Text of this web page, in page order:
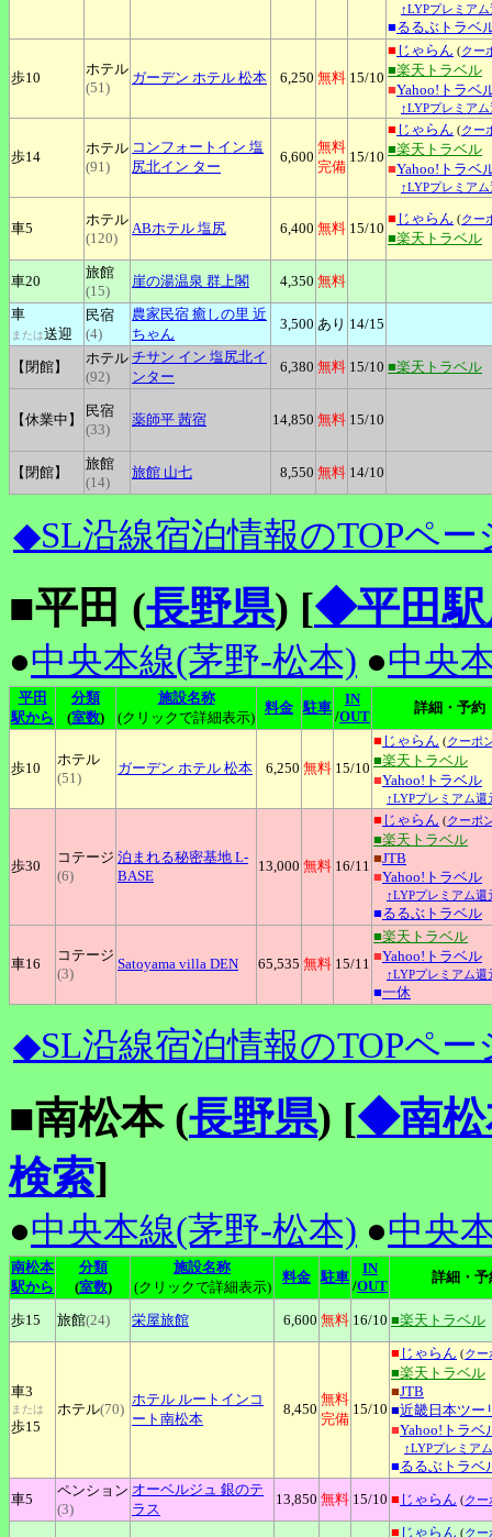
↑LYPプレミア
■るるぶトラベ
歩10
ホテル
(51)
ガーデン ホテル 松本 6,250 無料 15/10
■ じゃらん (クー
■楽天トラベル
■Yahoo!トラベ
↑LYPプレミア
歩14
ホテル
(91)
コンフォートイン 塩
尻北イン ター
6,600
無料
完備
15/10
■ じゃらん (クー
■楽天トラベル
■Yahoo!トラベ
↑LYPプレミア
車5
ホテル
(120)
ABホテル 塩尻 6,400 無料 15/10
■ じゃらん (クー
■楽天トラベル
車20
旅館
(15)
崖の湯温泉 群上閣 4,350 無料
車
または送迎
民宿
(4)
農家民宿 癒しの里 近
ちゃん
3,500 あり 14/15
【閉館】
ホテル
(92)
チサン イン 塩尻北イ
ンター
6,380 無料 15/10 ■楽天トラベル
【休業中】
民宿
(33)
薬師平 茜宿 14,850 無料 15/10
【閉館】
旅館
(14)
旅館 山七 8,550 無料 14/10
◆SL沿線宿泊情報のTOPペー
■平田 (長野県) [◆平田駅
●中央本線(茅野-松本) ●中央
平田
駅から
分類
(室数)
施設名称
(クリックで詳細表示)
料金 駐車
IN
/OUT
詳細・予約
歩10
ホテル
(51)
ガーデン ホテル 松本 6,250 無料 15/10
■ じゃらん (クーポ
■楽天トラベル
■Yahoo!トラベル
↑LYPプレミアム還
歩30
コテージ
(6)
泊まれる秘密基地 L-
BASE
13,000 無料 16/11
■ じゃらん (クーポ
■楽天トラベル
■JTB
■Yahoo!トラベル
↑LYPプレミアム還
■るるぶトラベル
車16
コテージ
(3)
Satoyama villa DEN 65,535 無料 15/11
■楽天トラベル
■Yahoo!トラベル
↑LYPプレミアム還
■一休
◆SL沿線宿泊情報のTOPペー
■南松本 (長野県) [◆南松
検索]
●中央本線(茅野-松本) ●中央
南松本
駅から
分類
(室数)
施設名称
(クリックで詳細表示)
料金 駐車
IN
/OUT
詳細・予
歩15 旅館(24) 栄屋旅館 6,600 無料 16/10 ■楽天トラベル
車3
または
歩15
ホテル(70)
ホテル ルートインコ
ート南松本
8,450
無料
完備
15/10
■ じゃらん (クー
■楽天トラベル
■JTB
■近畿日本ツー
■Yahoo!トラベ
↑LYPプレミア
■るるぶトラベ
車5
ペンション
(3)
オーベルジュ 銀のテ
ラス
13,850 無料 15/10 ■ じゃらん (クー
■ じゃらん (クー